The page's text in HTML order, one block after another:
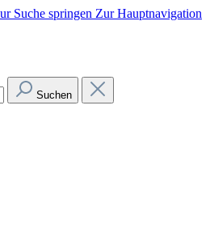
Suche springen Zur Hauptnavigation
Suchen